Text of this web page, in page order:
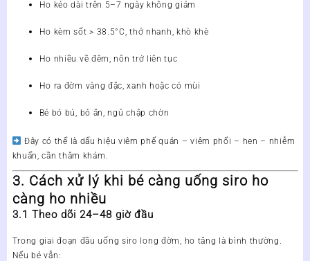
Ho kéo dàitrên 5–7 ngày không giảm
Ho kèmsốt > 38.5°C, thở nhanh, khò khè
Ho nhiều về đêm, nôn trớ liên tục
Ho ra đờm vàng đặc, xanh hoặc có mùi
Bé bỏ bú, bỏ ăn, ngủ chập chờn
Đây có thể là dấu hiệu viêm phế quản – viêm phổi – hen – nhiễm
khuẩn, cần thăm khám.
3. Cách xử lý khi bé càng uống siro ho
càng ho nhiều
3.1 Theo dõi 24–48 giờ đầu
Trong giai đoạn đầu uống siro long đờm, ho tăng là bình thường .
Nếu bé vẫn: